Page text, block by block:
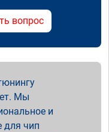
вопрос
Мы
и
для чип